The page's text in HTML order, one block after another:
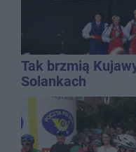
Tak brzmią
Solankach